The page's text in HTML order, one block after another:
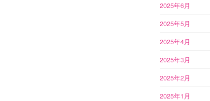
2025年6月
2025年5月
2025年4月
2025年3月
2025年2月
2025年1月